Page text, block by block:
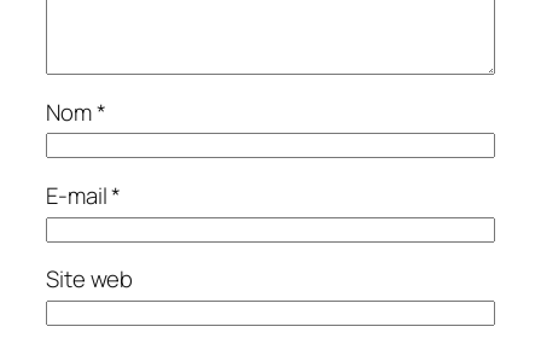
Nom*
E-mail*
Site web